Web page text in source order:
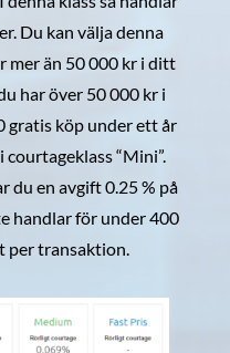
Du kan välja denna
mer än 50 000 kr i ditt
har över 50 000 kr i
gratis köp under ett år
“Mini”.
du en avgift 0.25 % på
handlar för under 400
per transaktion.